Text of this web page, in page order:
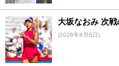
大坂なおみ 次
(2026年8月6日)